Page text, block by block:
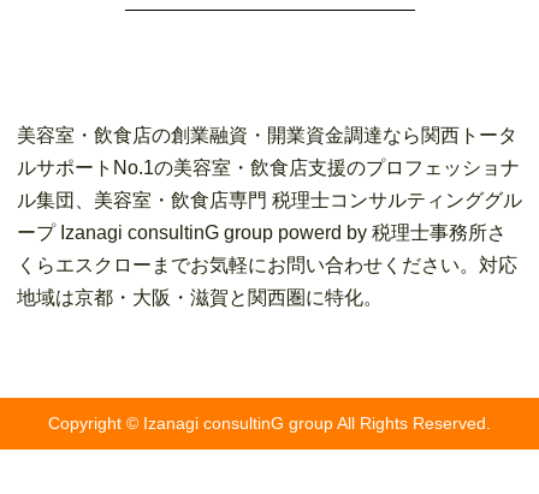
美容室・飲食店の創業融資・開業資金調達なら関西トータ
ルサポートNo.1の美容室・飲食店支援のプロフェッショナ
ル集団、美容室・飲食店専門 税理士コンサルティンググル
ープ Izanagi consultinG group powerd by 税理士事務所さ
くらエスクローまでお気軽にお問い合わせください。対応
地域は京都・大阪・滋賀と関西圏に特化。
Copyright © Izanagi consultinG group All Rights Reserved.